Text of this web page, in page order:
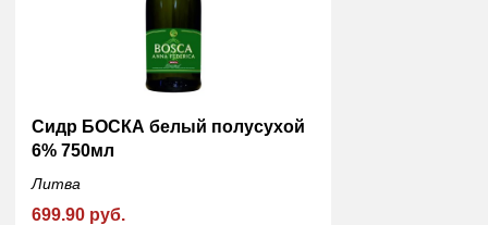
Сидр БОСКА белый полусухой
6% 750мл
Литва
699.90 руб.